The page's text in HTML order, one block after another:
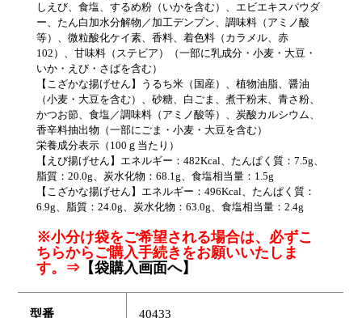
しえび、食塩、するめ粉（いかを含む）、エビエキスパウダ
ー、たん白加水分解物／加工デンプン、調味料（アミノ酸
等）、微粒酸化ケイ素、香料、着色料（カラメル、赤
102）、甘味料（ステビア）（一部に乳成分・小麦・大豆・
いか・えび・さばを含む）
【こざかな揚げせん】うるち米（国産）、植物油脂、醤油
（小麦・大豆を含む）、砂糖、白ごま、煮干粉末、青さ粉、
かつお節、食塩／調味料（アミノ酸等）、炭酸カルシウム、
香辛料抽出物（一部にごま・小麦・大豆を含む）
栄養成分表示（100ｇ当たり）
【えび揚げせん】エネルギー：482Kcal、たんぱく質：7.5g、
脂質：20.0g、炭水化物：68.1g、食塩相当量：1.5g
【こざかな揚げせん】エネルギー：496Kcal、たんぱく質：
6.9g、脂質：24.0g、炭水化物：63.0g、食塩相当量：2.4g
※小分け袋をご希望される場合は、必ずこ
ちらからご購入手続きをお願いいたしま
す。⇒【袋購入画面へ】
型番 40433